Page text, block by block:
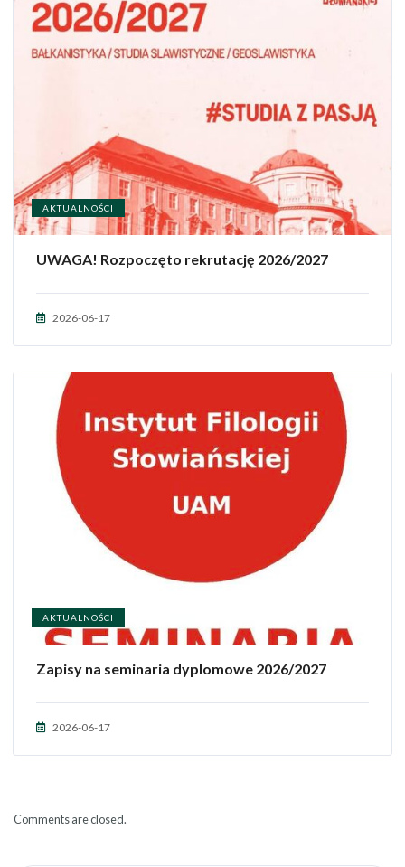
AKTUALNOŚCI
UWAGA! Rozpoczęto rekrutację 2026/2027
2026-06-17
AKTUALNOŚCI
Zapisy na seminaria dyplomowe 2026/2027
2026-06-17
Comments are closed.